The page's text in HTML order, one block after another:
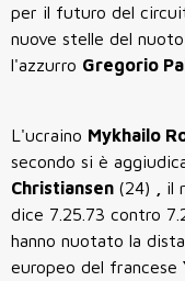
per il futuro del
nuove stelle del
l'azzurro Gregorio
L'ucraino Mykhailo
secondo si è
Christiansen (24)
il
dice 7.25.73 contro
hanno nuotato la
europeo del francese